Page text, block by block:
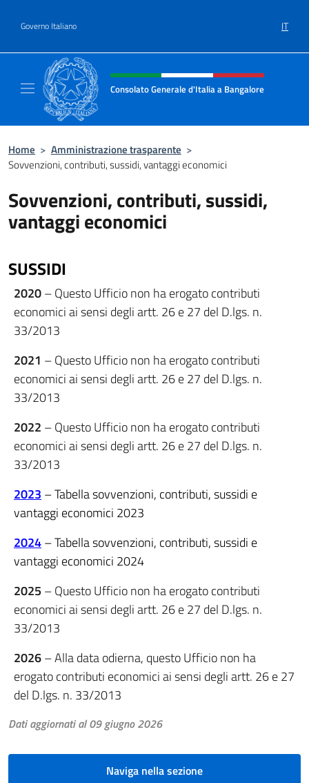
Governo Italiano IT
Intestazione sito, social e menù
Consolato Generale d'Italia a Bangalore
Home > Amministrazione trasparente >
Sovvenzioni, contributi, sussidi, vantaggi economici
Sovvenzioni, contributi, sussidi,
vantaggi economici
SUSSIDI
2020– Questo Ufficio non ha erogato contributi
economici ai sensi degli artt. 26 e 27 del D.lgs. n.
33/2013
2021 – Questo Ufficio non ha erogato contributi
economici ai sensi degli artt. 26 e 27 del D.lgs. n.
33/2013
2022 – Questo Ufficio non ha erogato contributi
economici ai sensi degli artt. 26 e 27 del D.lgs. n.
33/2013
2023 – Tabella sovvenzioni, contributi, sussidi e
vantaggi economici 2023
2024– Tabella sovvenzioni, contributi, sussidi e
vantaggi economici 2024
2025 – Questo Ufficio non ha erogato contributi
economici ai sensi degli artt. 26 e 27 del D.lgs. n.
33/2013
2026– Alla data odierna, questo Ufficio non ha
erogato contributi economici ai sensi degli artt. 26 e 27
del D.lgs. n. 33/2013
Dati aggiornati al 09 giugno 2026
Naviga nella sezione